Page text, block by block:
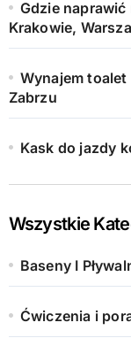
Gdzie
Krakowie,
Wynajem
Zabrzu
Kask do jazdy
Wszystkie
Baseny I
Ćwiczenia i